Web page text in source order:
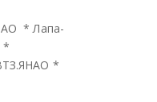
*Лапа-
*
*